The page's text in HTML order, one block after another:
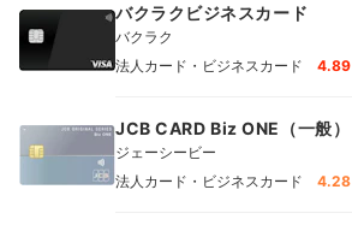
バクラクビジネスカード
バクラク
法人カード・ビジネスカード
4.89
JCB CARD Biz ONE（一般）
ジェーシービー
法人カード・ビジネスカード
4.28